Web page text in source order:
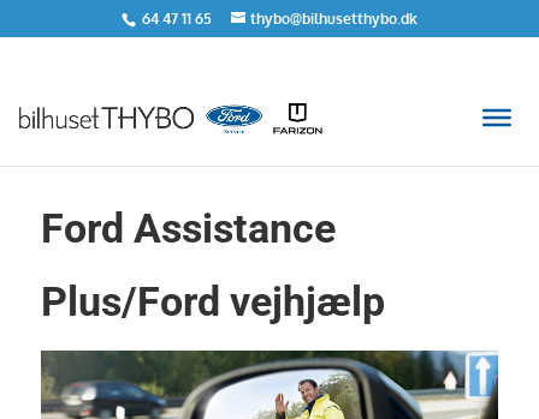
64 47 11 65 thybo@bilhusetthybo.dk
Ford Assistance
Plus/Ford vejhjælp